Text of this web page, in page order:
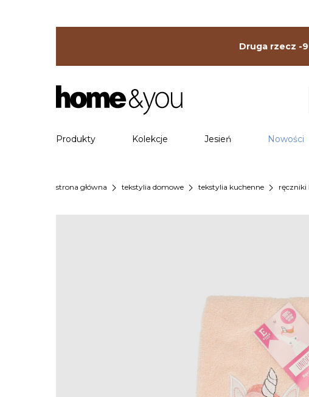
Druga rzecz -
Produkty Kolekcje Jesień Nowości
strona główna chevron_right tekstylia domowe chevron_right tekstylia kuchenne chevron_right ręczniki